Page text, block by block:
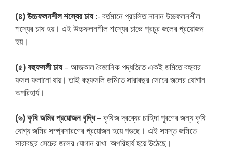
(৪) উচ্চফলনশীল শস্যের চাষ:- বর্তমানে প্রচলিত নানান উচ্চফলনশীল
শস্যের চাষ হয়। এই উচ্চফলনশীল শস্যের চাভে প্রচুর জলের প্রয়োজন
হয়।
(৫) বহুফসলী চাষ– আজকাল বৈজ্ঞানিক পদ্ধতিতে একই জমিতে বহুবার
ফসল ফলানো যায়। তাই বহুফসলি জমিতে সারাবছর সেচের জলের যোগান
অপরিহার্য।
(৬) কৃষি জমির প্রয়োজন বৃদ্ধি– কৃষিজ দ্রব্যের চাহিদা পূরণের জন্য কৃষি
যোগ্য জমির সম্প্রসারণের প্রয়োজন হয়ে পড়ছে। এই সমস্ত জমিতে
সারাবছর সেচের জলের যোগান রাখা অপরিহার্য হয়ে উঠেছে।